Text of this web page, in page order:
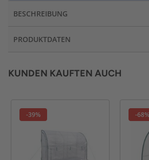
BESCHREIBUNG
PRODUKTDATEN
KUNDEN KAUFTEN AUCH
-39% -68%